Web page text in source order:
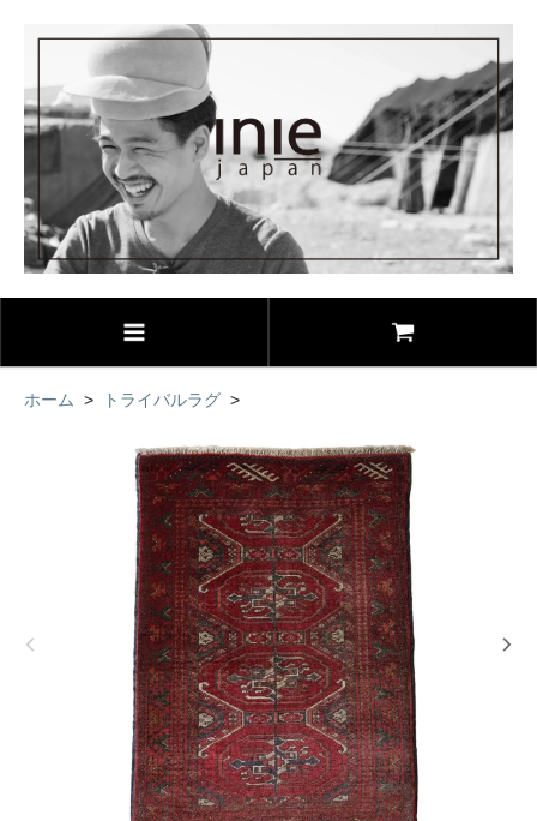
ホーム > トライバルラグ >